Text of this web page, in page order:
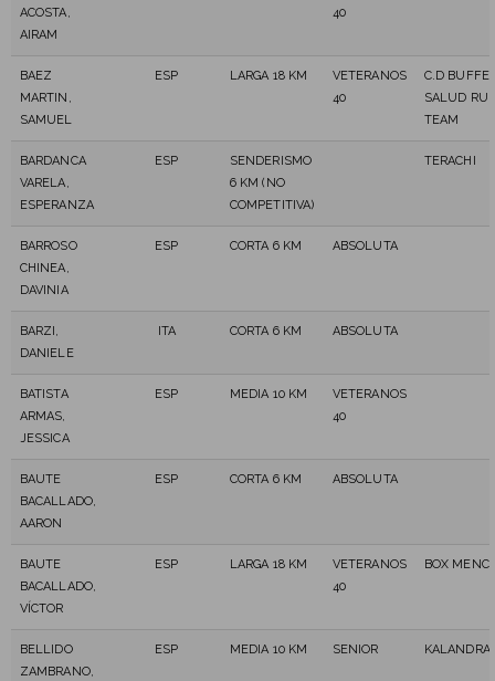
ACOSTA,
AIRAM
40
BAEZ
MARTIN,
SAMUEL
ESP LARGA 18 KM
VETERANOS
40
C.D
SALUD
TEAM
BARDANCA
VARELA,
ESPERANZA
ESP
SENDERISMO
6 KM (NO
COMPETITIVA)
TERACHI
BARROSO
CHINEA,
DAVINIA
ESP CORTA 6 KM ABSOLUTA
BARZI,
DANIELE
ITA CORTA 6 KM ABSOLUTA
BATISTA
ARMAS,
JESSICA
ESP MEDIA 10 KM
VETERANOS
40
BAUTE
BACALLADO,
AARON
ESP CORTA 6 KM ABSOLUTA
BAUTE
BACALLADO,
VÍCTOR
ESP LARGA 18 KM
VETERANOS
40
BOX
BELLIDO
ZAMBRANO,
ESP MEDIA 10 KM SENIOR